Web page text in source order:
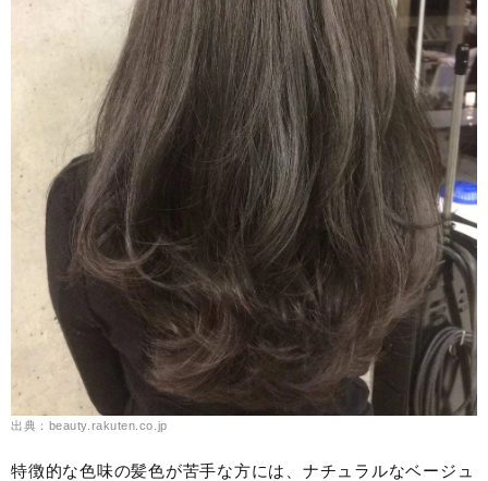
出典：beauty.rakuten.co.jp
特徴的な色味の髪色が苦手な方には、ナチュラルなベージュ